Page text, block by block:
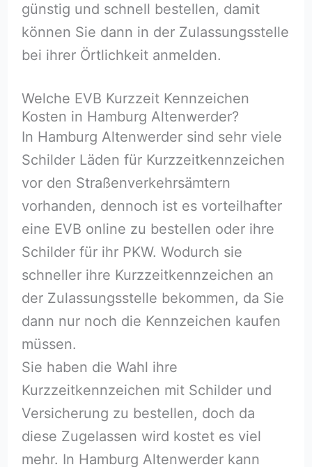
günstig und schnell bestellen, damit
können Sie dann in der Zulassungsstelle
bei ihrer Örtlichkeit anmelden.
Welche EVB Kurzzeit Kennzeichen
Kosten in Hamburg Altenwerder?
In Hamburg Altenwerder sind sehr viele
Schilder Läden für Kurzzeitkennzeichen
vor den Straßenverkehrsämtern
vorhanden, dennoch ist es vorteilhafter
eine EVB online zu bestellen oder ihre
Schilder für ihr PKW. Wodurch sie
schneller ihre Kurzzeitkennzeichen an
der Zulassungsstelle bekommen, da Sie
dann nur noch die Kennzeichen kaufen
müssen.
Sie haben die Wahl ihre
Kurzzeitkennzeichen mit Schilder und
Versicherung zu bestellen, doch da
diese Zugelassen wird kostet es viel
mehr. In Hamburg Altenwerder kann